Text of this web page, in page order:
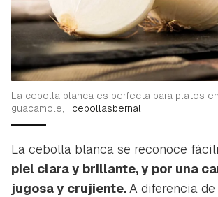
La cebolla blanca es perfecta para platos
guacamole, | cebollasbernal
La cebolla blanca se reconoce
piel clara y brillante, y por una
jugosa y crujiente.A diferencia